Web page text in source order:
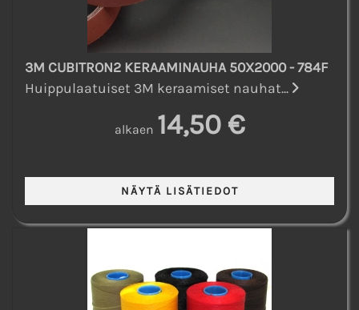
3M CUBITRON2 KERAAMINAUHA 50X2000 - 784F
Huippulaatuiset 3M keraamiset nauhat...
alkaen 14,50 €